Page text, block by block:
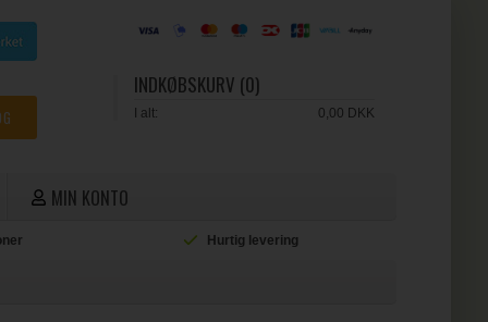
INDKØBSKURV (0)
I alt: 0,00 DKK
MIN KONTO
Hurtig levering